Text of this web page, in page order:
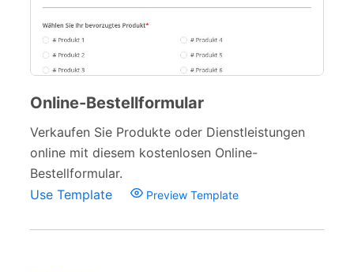
Online-Bestellformular
Verkaufen Sie Produkte oder Dienstleistungen
online mit diesem kostenlosen Online-
Bestellformular.
Use Template
Preview Template